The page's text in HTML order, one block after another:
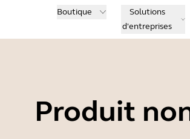
Boutique
Solutions
d'entreprises
Produit